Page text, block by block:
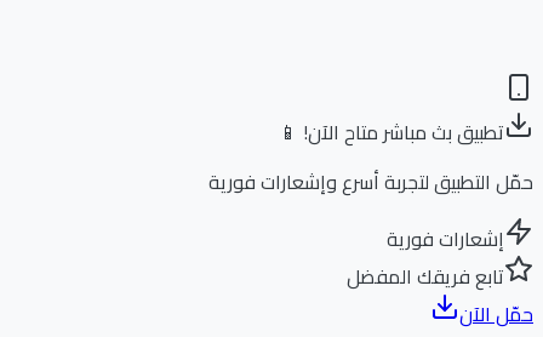
تطبيق بث مباشر متاح الآن! 📱
التطبيق لتجربة أسرع وإشعارات فورية
إشعارات فورية
تابع فريقك المفضل
الآن